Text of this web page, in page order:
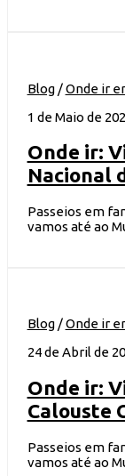
Blog/Onde ir
1 de Maio de
Onde ir:
Nacional
Passeios em
vamos até ao
Blog/Onde ir
24 de Abril de
Onde ir:
Calouste
Passeios em
vamos até ao